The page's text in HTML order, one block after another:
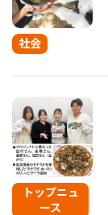
社会
トップニュ
ース